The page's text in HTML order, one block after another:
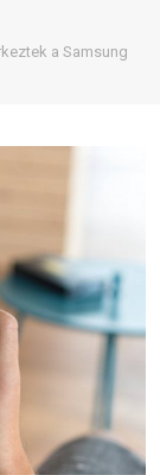
a Samsung